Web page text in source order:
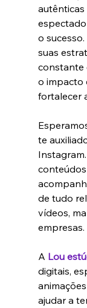
autênticas
o
suas
constante
o impacto
fortalecer
te
Instagram
de tudo
vídeos,
empresas.
A Lou
digitais,
ajudar a